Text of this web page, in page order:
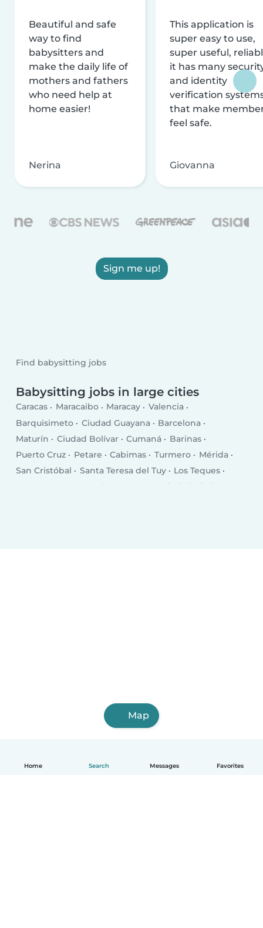
Home Search Messages Favorites
Beautiful and safe
way to find
babysitters and
make the daily life of
mothers and fathers
who need help at
home easier!
Nerina
This application is
super easy to use,
super useful,
it has many
and identity
verification
that make
feel safe.
Giovanna
Sign me up!
Find babysitting jobs
Babysitting jobs in large cities
Caracas Maracaibo Maracay
Valencia
Barquisimeto
Ciudad Guayana
Barcelona
Maturín
Ciudad Bolívar Cumaná
Barinas
Puerto Cruz
Petare Cabimas Turmero
Mérida
San Cristóbal
Santa Teresa del Tuy
Los Teques
Valera
Ciudad Ojeda
Map